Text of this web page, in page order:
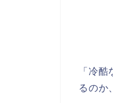
「冷
るのか